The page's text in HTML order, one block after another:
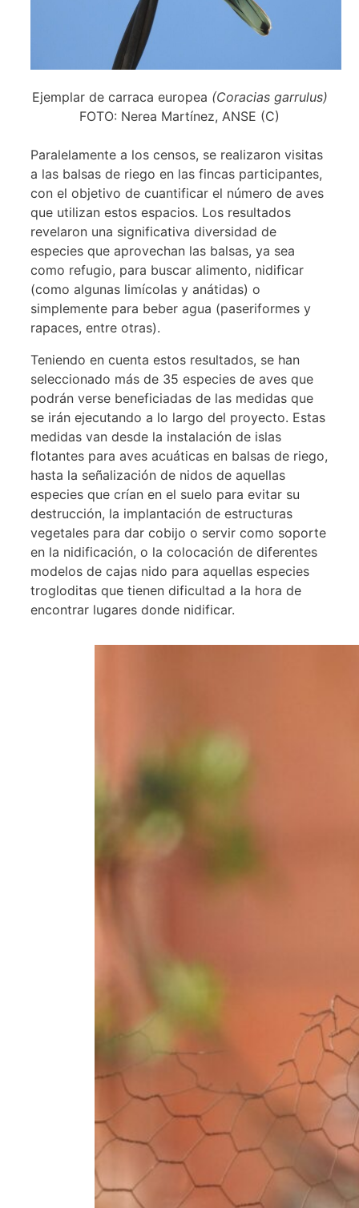
Ejemplar de carraca europea​ (Coracias garrulus)
FOTO: Nerea Martínez, ANSE (C)
Paralelamente a los censos, se realizaron visitas
a las balsas de riego en las fincas participantes,
con el objetivo de cuantificar el número de aves
que utilizan estos espacios. Los resultados
revelaron una significativa diversidad de
especies que aprovechan las balsas, ya sea
como refugio, para buscar alimento, nidificar
(como algunas limícolas y anátidas) o
simplemente para beber agua (paseriformes y
rapaces, entre otras).
Teniendo en cuenta estos resultados, se han
seleccionado más de 35 especies de aves que
podrán verse beneficiadas de las medidas que
se irán ejecutando a lo largo del proyecto. Estas
medidas van desde la instalación de islas
flotantes para aves acuáticas en balsas de riego,
hasta la señalización de nidos de aquellas
especies que crían en el suelo para evitar su
destrucción, la implantación de estructuras
vegetales para dar cobijo o servir como soporte
en la nidificación, o la colocación de diferentes
modelos de cajas nido para aquellas especies
trogloditas que tienen dificultad a la hora de
encontrar lugares donde nidificar.